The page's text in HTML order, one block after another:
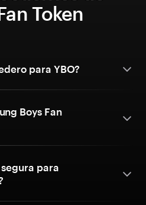
Token
para YBO?
Boys Fan
para